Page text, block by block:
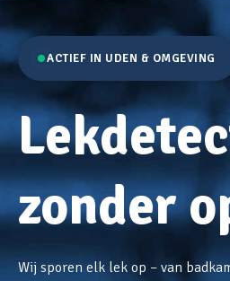
ACTIEF IN UDEN & OMGEVING
zonder
Wij sporen elk lek op – van